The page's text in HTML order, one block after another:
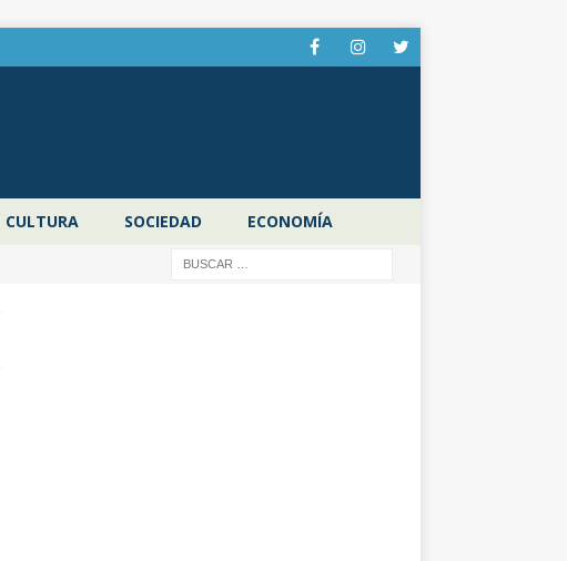
CULTURA SOCIEDAD ECONOMÍA